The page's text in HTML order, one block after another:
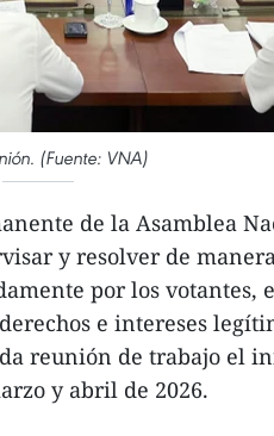
(Fuente: VNA)
de la Asamblea
y resolver de
por los votantes,
e intereses
reunión de trabajo el
y abril de 2026.